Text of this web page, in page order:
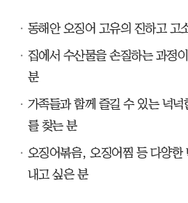
동해안 오징어 고유의 진하고 고
집에서 수산물을 손질하는 과정
분
가족들과 함께 즐길 수 있는 넉넉
를 찾는 분
오징어볶음, 오징어찜 등 다양한
내고 싶은 분